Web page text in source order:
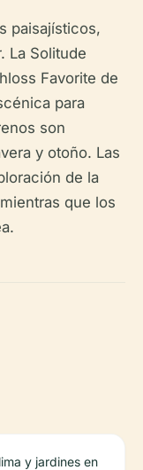
paisajísticos,
La Solitude
Favorite de
para
son
y otoño. Las
de la
que los
y jardines en